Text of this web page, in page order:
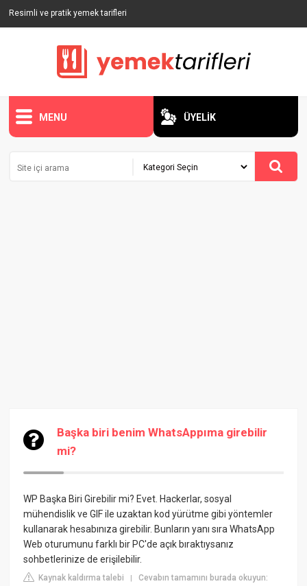
Resimli ve pratik yemek tarifleri
MENU ÜYELİK
Başka biri benim WhatsAppıma girebilir
mi?
WP Başka Biri Girebilir mi? Evet. Hackerlar, sosyal
mühendislik ve GIF ile uzaktan kod yürütme gibi yöntemler
kullanarak hesabınıza girebilir. Bunların yanı sıra WhatsApp
Web oturumunu farklı bir PC'de açık bıraktıysanız
sohbetlerinize de erişilebilir.
Kaynak kaldırma talebi |Cevabın tamamını burada okuyun: